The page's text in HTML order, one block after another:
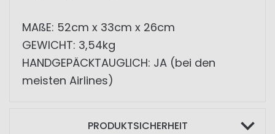
MAßE: 52cm x 33cm x 26cm
GEWICHT: 3,54kg
HANDGEPÄCKTAUGLICH: JA (bei den
meisten Airlines)
PRODUKTSICHERHEIT